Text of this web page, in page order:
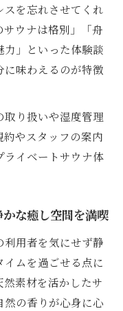
を忘れさせてくれ
ウナは格別」「舟
」といった体験談
に味わえるのが特徴
り扱いや湿度管理
やスタッフの案内
ライベートサウナ体
な癒し空間を満喫
利用者を気にせず静
ムを過ごせる点に
素材を活かしたサ
然の香りが心身に心